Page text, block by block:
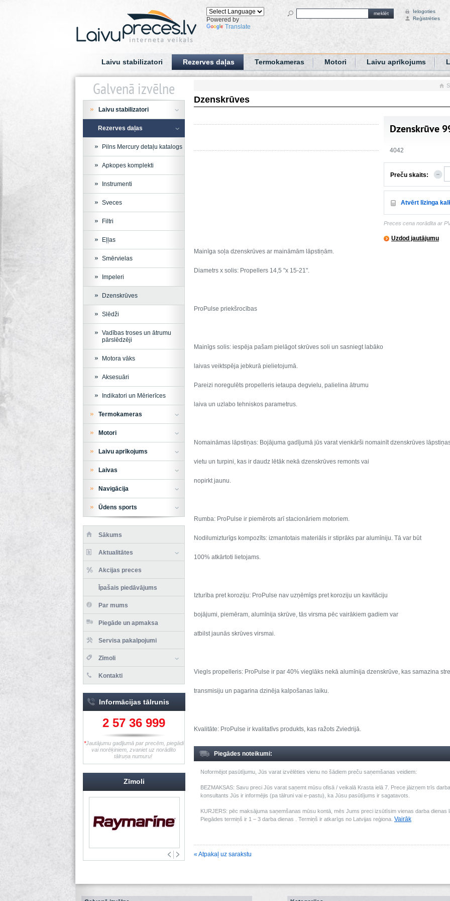
Powered by
Translate
meklēt
Ielogoties
Reģistrēties
Laivu stabilizatori Rezerves daļas Termokameras Motori Laivu aprīkojums
Dzenskrūves
Dzenskrūve
4042
Preču skaits:
Atvērt līzinga
Preces cena norādīta ar
Uzdod jautājumu
Mainīga soļa dzenskrūves ar maināmām lāpstiņām.
Diametrs x solis: Propellers 14,5 "x 15-21".
ProPulse priekšrocības
Mainīgs solis: iespēja pašam pielāgot skrūves soli un sasniegt labāko
laivas veiktspēja jebkurā pielietojumā.
Pareizi noregulēts propelleris ietaupa degvielu, palielina ātrumu
laiva un uzlabo tehniskos parametrus.
Nomaināmas lāpstiņas: Bojājuma gadījumā jūs varat vienkārši nomainīt dzenskrūves
vietu un turpini, kas ir daudz lētāk nekā dzenskrūves remonts vai
nopirkt jaunu.
Rumba: ProPulse ir piemērots arī stacionāriem motoriem.
Nodilumizturīgs kompozīts: izmantotais materiāls ir stiprāks par alumīniju. Tā var būt
100% atkārtoti lietojams.
Izturība pret koroziju: ProPulse nav uzņēmīgs pret koroziju un kavitāciju
bojājumi, piemēram, alumīnija skrūve, tās virsma pēc vairākiem gadiem var
atbilst jaunās skrūves virsmai.
Viegls propelleris: ProPulse ir par 40% vieglāks nekā alumīnija dzenskrūve, kas samazina
transmisiju un pagarina dzinēja kalpošanas laiku.
Kvalitāte: ProPulse ir kvalitatīvs produkts, kas ražots Zviedrijā.
Piegādes noteikumi:
Noformējot pasūtījumu, Jūs varat izvēlēties vienu no šādiem preču saņemšanas veidiem:
BEZMAKSAS: Savu preci Jūs varat saņemt mūsu ofisā / veikalā Krasta ielā 7. Prece jāizņem trīs
konsultants Jūs ir informējis (pa tālruni vai e-pastu), ka Jūsu pasūtījums ir sagatavots.
KURJERS: pēc maksājuma saņemšanas mūsu kontā, mēs Jums preci izsūtīsim vienas darba
Piegādes termiņš ir 1 – 3 darba dienas . Termiņš ir atkarīgs no Latvijas reģiona. Vairāk
« Atpakaļ uz sarakstu
Galvenā izvēlne
Laivu stabilizatori
Rezerves daļas
Pilns Mercury detaļu katalogs
Apkopes komplekti
Instrumenti
Sveces
Filtri
Eļļas
Smērvielas
Impeleri
Dzenskrūves
Slēdži
Vadības troses un ātrumu
pārslēdzēji
Motora vāks
Aksesuāri
Indikatori un Mērierīces
Termokameras
Motori
Laivu aprīkojums
Laivas
Navigācija
Ūdens sports
Sākums
Aktualitātes
Akcijas preces
Īpašais piedāvājums
Par mums
Piegāde un apmaksa
Servisa pakalpojumi
Zīmoli
Kontakti
Informācijas tālrunis
2 57 36 999
*Jautājumu gadījumā par precēm, piegādi
vai norēķiniem, zvaniet uz norādīto
tālruņa numuru!
Zīmoli